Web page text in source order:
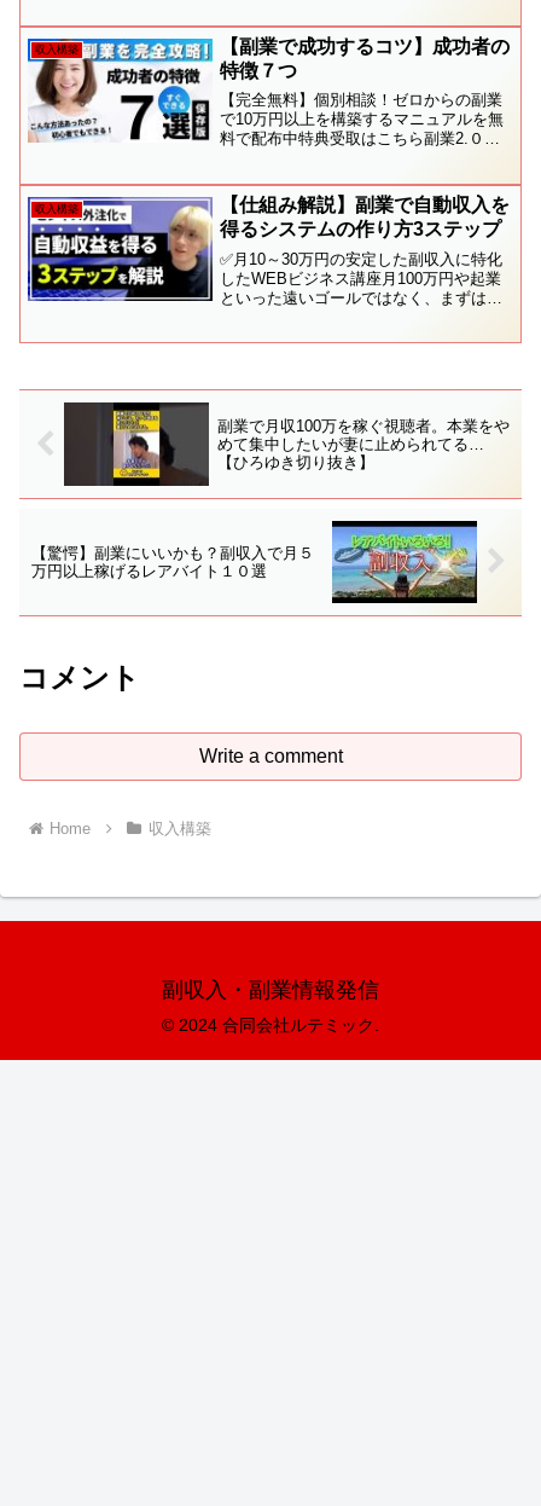
しかし、結婚相談所の仕事は特別な資格
や経験がなくてもスタートでき...
収入構築
【副業で成功するコツ】成功者の
特徴７つ
【完全無料】個別相談！ゼロからの副業
で10万円以上を構築するマニュアルを無
料で配布中特典受取はこちら副業2.０で
業2.0で稼ぐ】自動化のコツ無料面談はこ
ちら副業2....
収入構築
【仕組み解説】副業で自動収入を
得るシステムの作り方3ステップ
✅月10～30万円の安定した副収入に特化
したWEBビジネス講座月100万円や起業
といった遠いゴールではなく、まずは目
副業で月収100万を稼ぐ視聴者。本業をや
めて集中したいが妻に止められてる…
【ひろゆき切り抜き】
【驚愕】副業にいいかも？副収入で月５
万円以上稼げるレアバイト１０選
コメント
Write a comment
Home 収入構築
副収入・副業情報発信
© 2024 合同会社ルテミック.